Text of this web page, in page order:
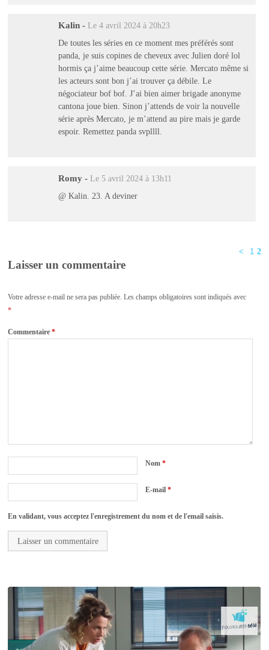
Kalin - Le 4 avril 2024 à 20h23
De toutes les séries en ce moment mes préférés sont
panda, je suis copines de cheveux avec Julien doré lol
hormis ça j’aime beaucoup cette série. Mercato même si
les acteurs sont bon j’ai trouver ça débile. Le
négociateur bof bof. J’ai bien aimer brigade anonyme
cantona joue bien. Sinon j’attends de voir la nouvelle
série après Mercato, je m’attend au pire mais je garde
espoir. Remettez panda svpllll.
Romy - Le 5 avril 2024 à 13h11
@ Kalin. 23. A deviner
< 1 2
Laisser un commentaire
Votre adresse e-mail ne sera pas publiée. Les champs obligatoires sont indiqués avec
*
Commentaire*
Nom*
E-mail*
En validant, vous acceptez l'enregistrement du nom et de l'email saisis.